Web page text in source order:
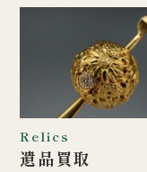
Relics
遺品買取